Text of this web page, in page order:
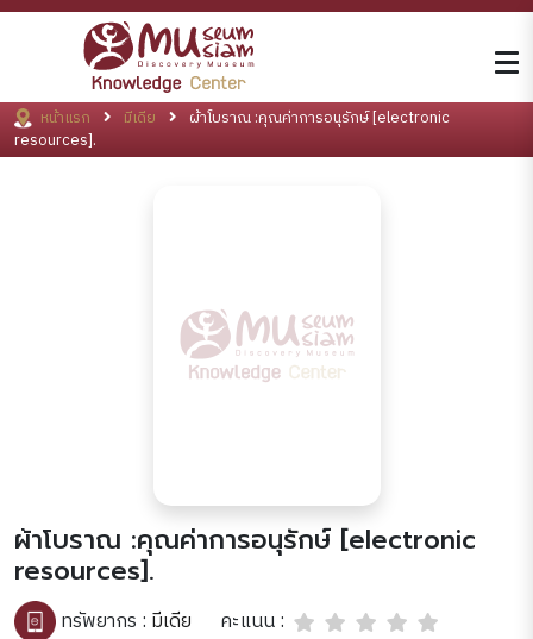
หน้าแรก มีเดีย
ผ้าโบราณ :คุณค่าการอนุรักษ์ [electronic
resources].
ผ้าโบราณ :คุณค่าการอนุรักษ์ [electronic
resources].
ทรัพยากร : มีเดีย
คะแนน :